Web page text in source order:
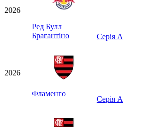
2026
Ред Булл
Брагантіно
Серія А
2026
Фламенго
Серія А